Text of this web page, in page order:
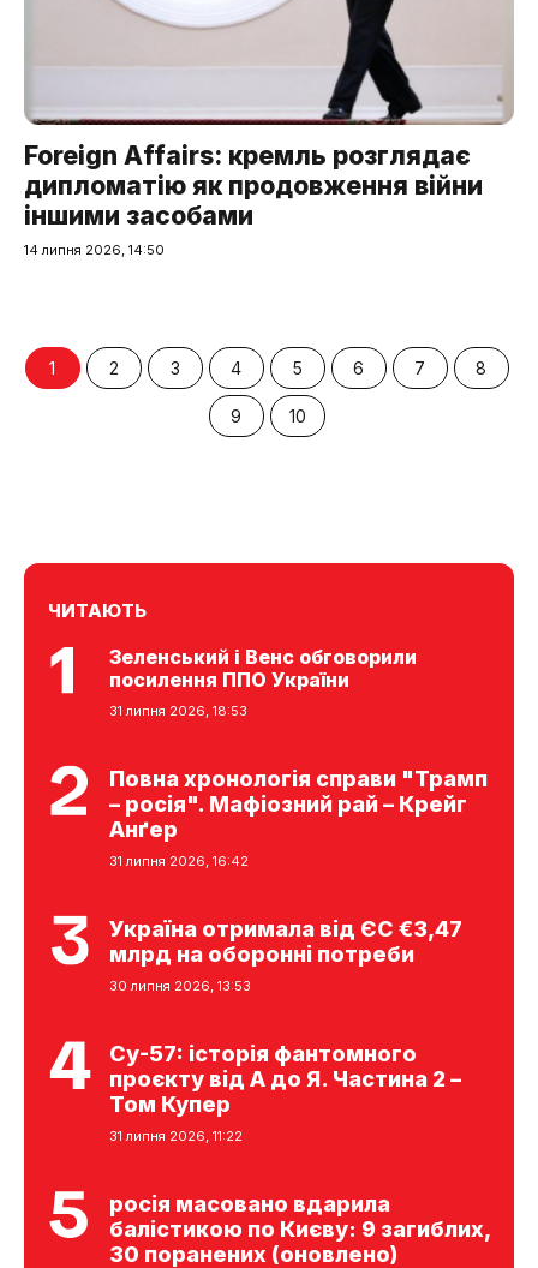
Foreign Affairs: кремль розглядає
дипломатію як продовження війни
іншими засобами
14 липня 2026, 14:50
1 2 3 4 5 6 7 8
9 10
ЧИТАЮТЬ
Зеленський і Венс обговорили
посилення ППО України
31 липня 2026, 18:53
Повна хронологія справи "Трамп
– росія". Мафіозний рай – Крейг
Анґер
31 липня 2026, 16:42
Україна отримала від ЄС €3,47
млрд на оборонні потреби
30 липня 2026, 13:53
Су-57: історія фантомного
проєкту від А до Я. Частина 2 –
Том Купер
31 липня 2026, 11:22
росія масовано вдарила
балістикою по Києву: 9 загиблих,
30 поранених (оновлено)